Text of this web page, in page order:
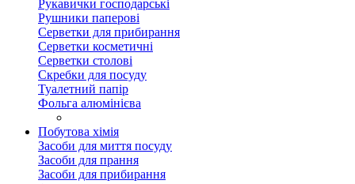
Рукавички господарські
Рушники паперові
Серветки для прибирання
Серветки косметичні
Серветки столові
Скребки для посуду
Туалетний папір
Фольга алюмінієва
Побутова хімія
Засоби для миття посуду
Засоби для прання
Засоби для прибирання